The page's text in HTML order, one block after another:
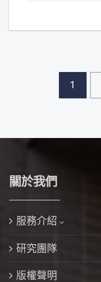
1
關於我們
服務介紹
研究團隊
版權聲明